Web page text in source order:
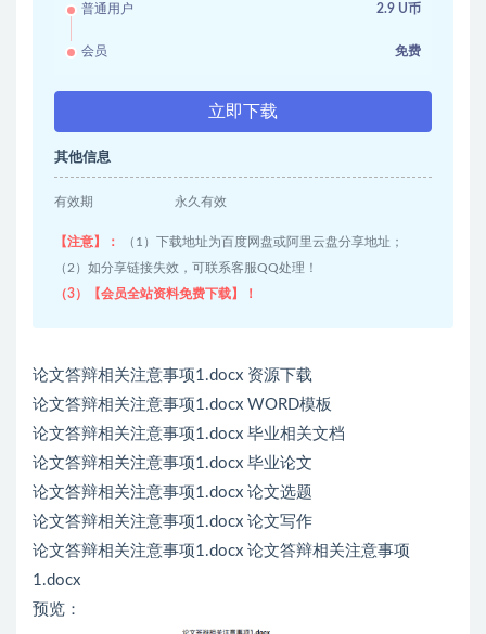
普通用户 2.9 U币
会员 免费
立即下载
其他信息
有效期 永久有效
【注意】：
（1）下载地址为百度网盘或阿里云盘分享地址；
（2）如分享链接失效，可联系客服QQ处理！
（3）【会员全站资料免费下载】！
论文答辩相关注意事项1.docx 资源下载
论文答辩相关注意事项1.docx WORD模板
论文答辩相关注意事项1.docx 毕业相关文档
论文答辩相关注意事项1.docx 毕业论文
论文答辩相关注意事项1.docx 论文选题
论文答辩相关注意事项1.docx 论文写作
论文答辩相关注意事项1.docx 论文答辩相关注意事项
1.docx
预览：